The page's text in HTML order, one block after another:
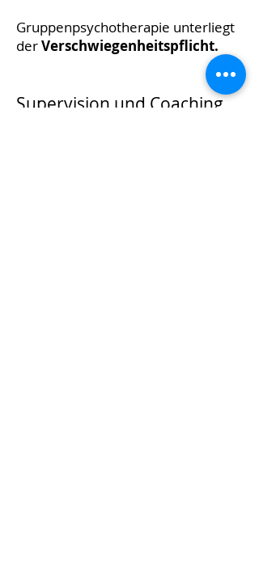
Gruppenpsychotherapie unterliegt
derVerschwiegenheitspflicht.
Supervision und Coaching